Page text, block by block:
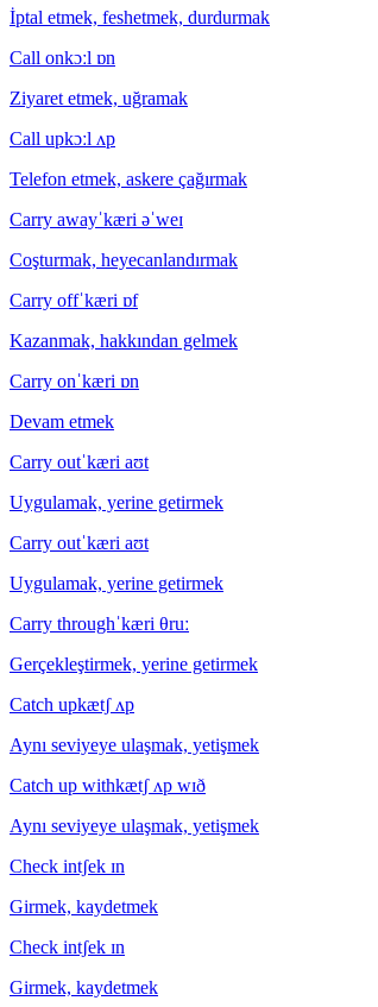
İptal etmek, feshetmek, durdurmak
Call onkɔːl ɒn
Ziyaret etmek, uğramak
Call upkɔːl ʌp
Telefon etmek, askere çağırmak
Carry awayˈkæri əˈweɪ
Coşturmak, heyecanlandırmak
Carry offˈkæri ɒf
Kazanmak, hakkından gelmek
Carry onˈkæri ɒn
Devam etmek
Carry outˈkæri aʊt
Uygulamak, yerine getirmek
Carry outˈkæri aʊt
Uygulamak, yerine getirmek
Carry throughˈkæri θruː
Gerçekleştirmek, yerine getirmek
Catch upkætʃ ʌp
Aynı seviyeye ulaşmak, yetişmek
Catch up withkætʃ ʌp wɪð
Aynı seviyeye ulaşmak, yetişmek
Check intʃek ɪn
Girmek, kaydetmek
Check intʃek ɪn
Girmek, kaydetmek